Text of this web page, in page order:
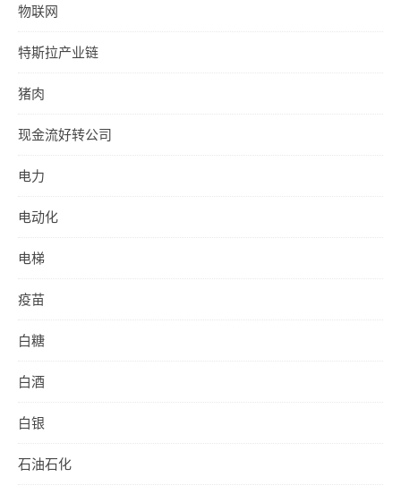
物联网
特斯拉产业链
猪肉
现金流好转公司
电力
电动化
电梯
疫苗
白糖
白酒
白银
石油石化